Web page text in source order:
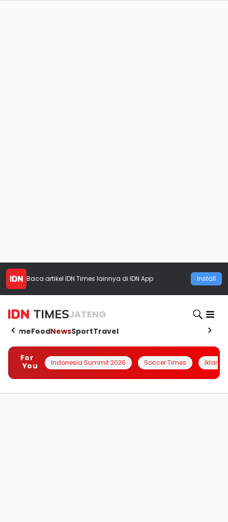
Baca artikel IDN Times lainnya di IDN App Install
JATENG
HomeFoodNewsSportTravel
For
You
Indonesia Summit 2026 Soccer Times Iklanin